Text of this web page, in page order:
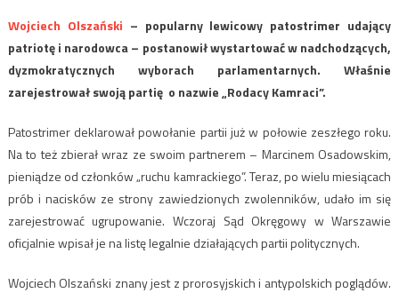
Wojciech Olszański – popularny lewicowy patostrimer udający
patriotę i narodowca – postanowił wystartować w nadchodzących,
dyzmokratycznych wyborach parlamentarnych. Właśnie
zarejestrował swoją partię o nazwie „Rodacy Kamraci”.
Patostrimer deklarował powołanie partii już w połowie zeszłego roku.
Na to też zbierał wraz ze swoim partnerem – Marcinem Osadowskim,
pieniądze od członków „ruchu kamrackiego”. Teraz, po wielu miesiącach
prób i nacisków ze strony zawiedzionych zwolenników, udało im się
zarejestrować ugrupowanie. Wczoraj Sąd Okręgowy w Warszawie
oficjalnie wpisał je na listę legalnie działających partii politycznych.
Wojciech Olszański znany jest z prorosyjskich i antypolskich poglądów.